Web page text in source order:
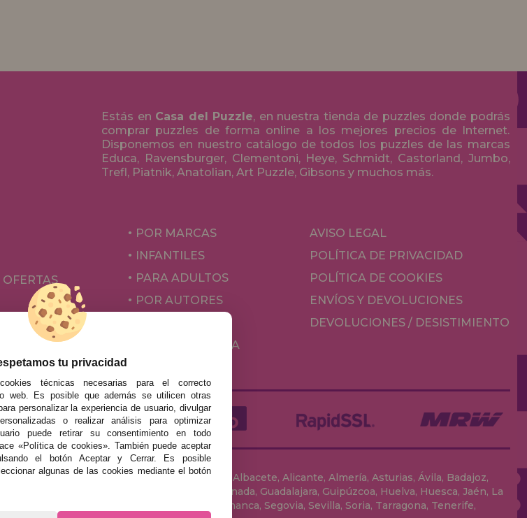
Estás en Casa del Puzzle, en nuestra tienda de puzzles donde podrás
comprar puzzles de forma online a los mejores precios de Internet.
Disponemos en nuestro catálogo de todos los puzzles de las marcas
Educa, Ravensburger, Clementoni, Heye, Schmidt, Castorland, Jumbo,
Trefl, Piatnik, Anatolian, Art Puzzle, Gibsons y muchos más.
POR MARCAS
INFANTILES
PARA ADULTOS
POR AUTORES
JUEGOS DE MESA
AVISO LEGAL
POLÍTICA DE PRIVACIDAD
POLÍTICA DE COOKIES
ENVÍOS Y DEVOLUCIONES
DEVOLUCIONES / DESISTIMIENTO
ciudad del territorio español: Álava, Albacete, Alicante, Almería, Asturias, Ávila, Badajoz,
Ciudad Real, Córdoba, Cuenca, Gerona, Granada, Guadalajara, Guipúzcoa, Huelva, Huesca, Jaén, La
Orense, Palencia, Pontevedra, Salamanca, Segovia, Sevilla, Soria, Tarragona, Tenerife,
tu privacidad
técnicas necesarias para el correcto
web. Es posible que además se utilicen otras
personalizar la experiencia de usuario, divulgar
o realizar análisis para optimizar
puede retirar su consentimiento en todo
«Política de cookies». También puede aceptar
el botón Aceptar y Cerrar. Es posible
algunas de las cookies mediante el botón